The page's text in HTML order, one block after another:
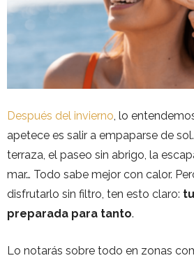
Después del invierno , lo
apetece es salir a empaparse de
terraza, el paseo sin abrigo, la
mar… Todo sabe mejor con calor.
disfrutarlo sin filtro, ten esto claro:
preparada para tanto.
Lo notarás sobre todo en zonas